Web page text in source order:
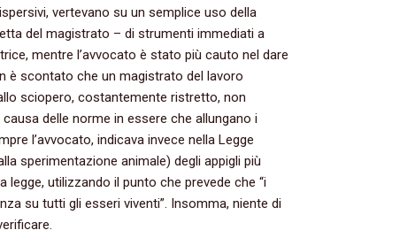
vertevano su un semplice uso della
del magistrato – di strumenti immediati a
mentre l’avvocato è stato più cauto nel dare
è scontato che un magistrato del lavoro
sciopero, costantemente ristretto, non
delle norme in essere che allungano i
l’avvocato, indicava invece nella Legge
sperimentazione animale) degli appigli più
legge, utilizzando il punto che prevede che “i
su tutti gli esseri viventi”. Insomma, niente di